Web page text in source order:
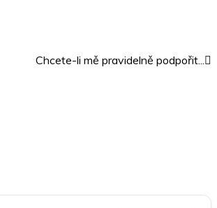
Chcete-li mě pravidelně podpořit...